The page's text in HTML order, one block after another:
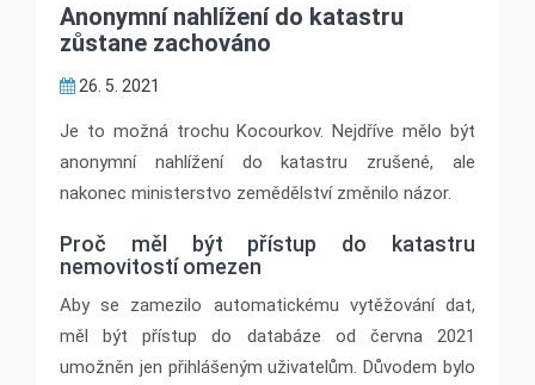
Anonymní nahlížení do katastru
zůstane zachováno
26. 5. 2021
Je to možná trochu Kocourkov. Nejdříve mělo být
anonymní nahlížení do katastru zrušené, ale
nakonec ministerstvo zemědělství změnilo názor.
Proč měl být přístup do katastru
nemovitostí omezen
Aby se zamezilo automatickému vytěžování dat,
měl být přístup do databáze od června 2021
umožněn jen přihlášeným uživatelům. Důvodem bylo